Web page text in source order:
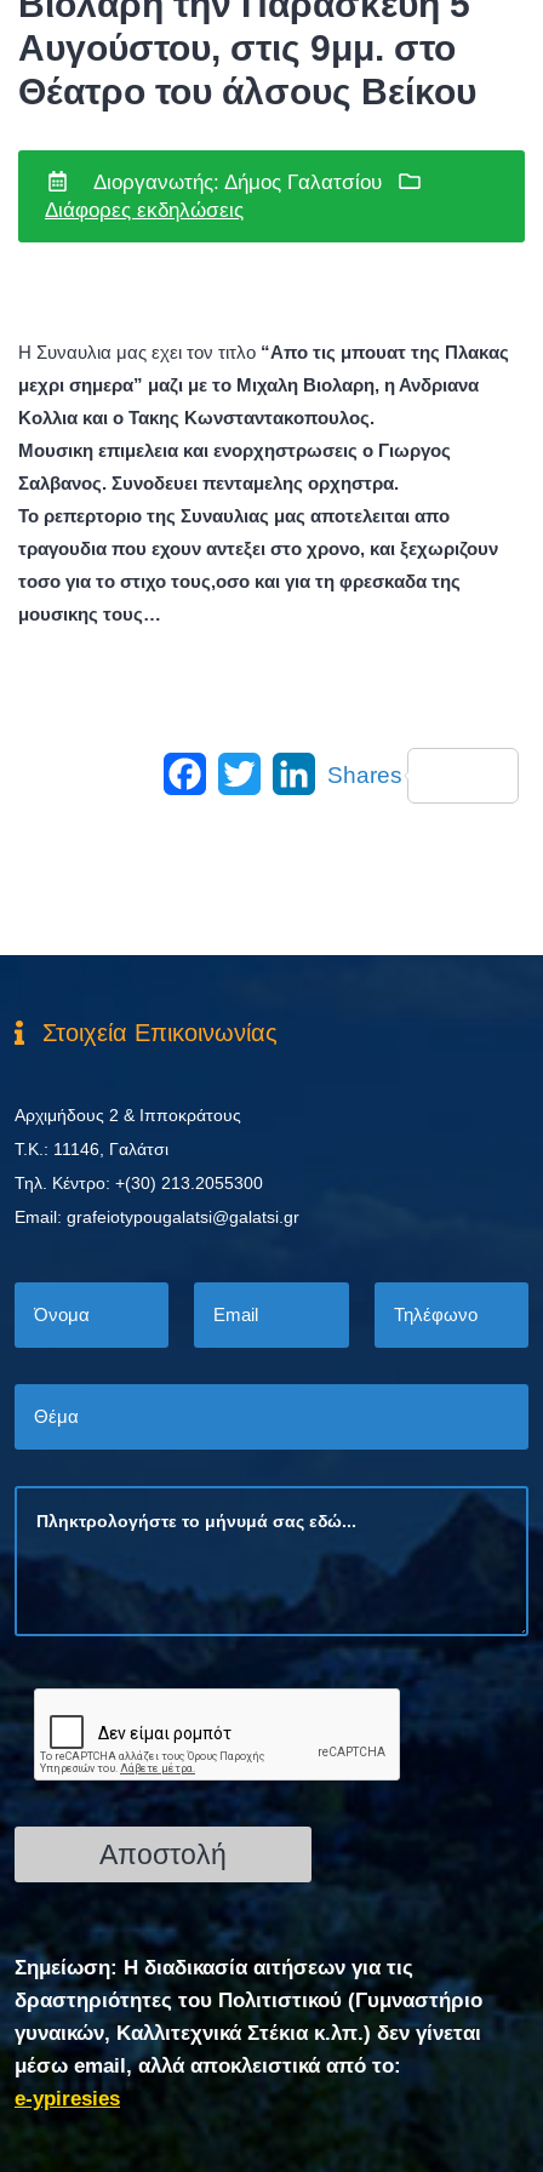
Αυγούστου, στις 9μμ. στο
Θέατρο του άλσους Βείκου
Διοργανωτής: Δήμος Γαλατσίου
Διάφορες εκδηλώσεις
Η Συναυλια μας εχει τον τιτλο “Απο τις μπουατ της Πλακας
μεχρι σημερα” μαζι με το Μιχαλη Βιολαρη, η Ανδριανα
Κολλια και ο Τακης Κωνσταντακοπουλος.
Μουσικη επιμελεια και ενορχηστρωσεις ο Γιωργος
Σαλβανος. Συνοδευει πενταμελης ορχηστρα.
Το ρεπερτοριο της Συναυλιας μας αποτελειται απο
τραγουδια που εχουν αντεξει στο χρονο, και ξεχωριζουν
τοσο για το στιχο τους,οσο και για τη φρεσκαδα της
μουσικης τους…
Facebook
Twitter LinkedIn
Shares
Στοιχεία Επικοινωνίας
Αρχιμήδους 2 & Ιπποκράτους
Τ.Κ.: 11146, Γαλάτσι
Τηλ. Κέντρο: +(30) 213.2055300
Εmail: grafeiotypougalatsi@galatsi.gr
Σημείωση: Η διαδικασία αιτήσεων για τις
δραστηριότητες του Πολιτιστικού (Γυμναστήριο
γυναικών, Καλλιτεχνικά Στέκια κ.λπ.) δεν γίνεται
μέσω email, αλλά αποκλειστικά από το:
e-ypiresies